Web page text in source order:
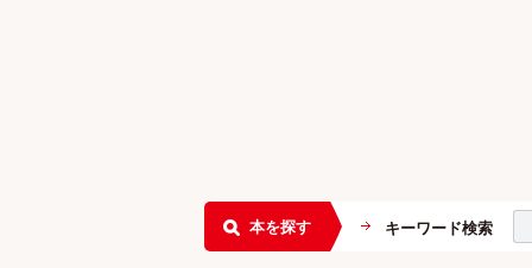
本を探す キーワード検索